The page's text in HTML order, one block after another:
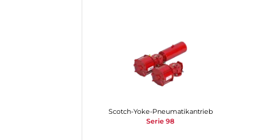
Scotch-Yoke-Pneumatikantrieb
Serie 98